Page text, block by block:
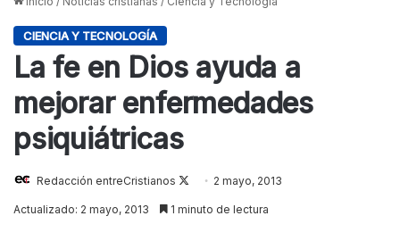
CIENCIA Y TECNOLOGÍA
La fe en Dios ayuda a
mejorar enfermedades
psiquiátricas
Redacción entreCristianos
Follow2 mayo, 2013
Actualizado: 2 mayo, 2013 1 minuto de lectura